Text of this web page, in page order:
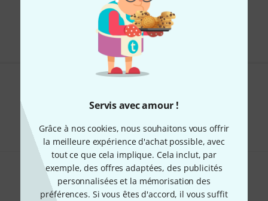
Servis avec amour !
Grâce à nos cookies, nous souhaitons vous offrir
la meilleure expérience d'achat possible, avec
tout ce que cela implique. Cela inclut, par
exemple, des offres adaptées, des publicités
personnalisées et la mémorisation des
préférences. Si vous êtes d'accord, il vous suffit
Envoi gratuit à partir de 69 €
Les prix sont indiqués avec TVA comprise